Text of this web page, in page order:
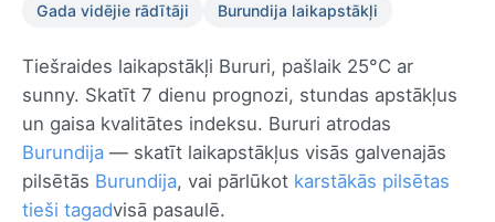
Gada vidējie rādītāji
Burundija laikapstākļi
Tiešraides laikapstākļi Bururi, pašlaik 25°C ar
sunny. Skatīt 7 dienu prognozi, stundas apstākļus
un gaisa kvalitātes indeksu. Bururi atrodas
Burundija — skatīt laikapstākļus visās galvenajās
pilsētās Burundija, vai pārlūkot karstākās pilsētas
tieši tagadvisā pasaulē.